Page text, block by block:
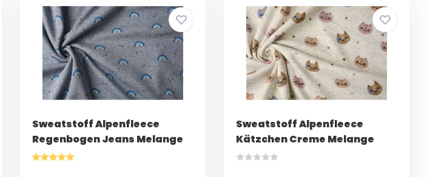
Sweatstoff Alpenfleece
Regenbogen Jeans Melange
Sweatstoff Alpenfleece
Kätzchen Creme Melange